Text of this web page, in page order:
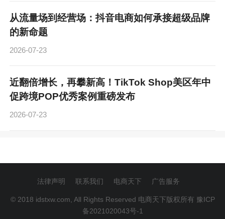
从流量场到经营场：抖音电商如何承接超级品牌
的新命题
2026-07-23
近翻倍增长，再攀新高！TikTok Shop美区年中
促跨境POP优秀案例重磅发布
2026-07-23
法律声明 联系我们 电商天下 广告服务
© 2018 idstxw.com, All Rights Reserved 电商天下版权所有 豫ICP
备2021020043号-1